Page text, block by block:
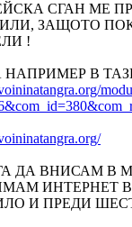
СГАН МЕ
ЗАЩОТО
!
НАПРИМЕР В
ДА ВНИСАМ B
ИНТЕРНЕТ
И ПРЕДИ